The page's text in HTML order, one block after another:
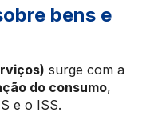
bens e
surge com a
do consumo,
e o ISS.